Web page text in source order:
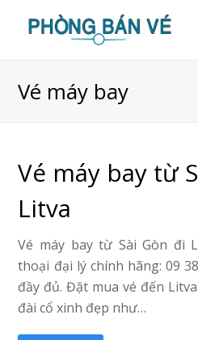
Vé máy bay
Vé máy bay từ
Litva
Vé máy bay từ Sài Gòn đi
thoại đại lý chính hãng: 09
đầy đủ. Đặt mua vé đến
đài cổ xinh đẹp như…